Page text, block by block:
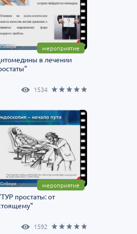
мероприятие
в лечении
1534
мероприятие
простаты: от
1592